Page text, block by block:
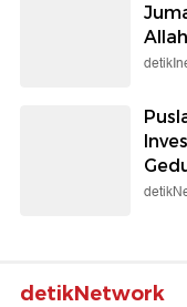
Allah
detikNetwork